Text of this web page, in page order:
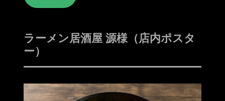
ラーメン居酒屋 源様（店内ポスタ
ー）